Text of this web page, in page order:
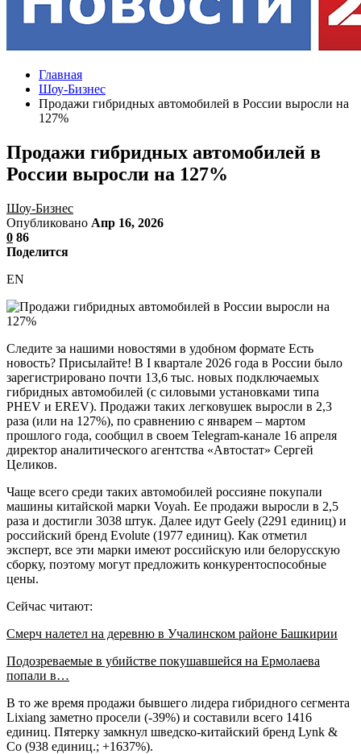
Главная
Шоу-Бизнес
Продажи гибридных автомобилей в России выросли на
127%
Продажи гибридных автомобилей в
России выросли на 127%
Шоу-Бизнес
Опубликовано Апр 16, 2026
0 86
Поделится
EN
Следите за нашими новостями в удобном формате Есть
новость? Присылайте! В I квартале 2026 года в России было
зарегистрировано почти 13,6 тыс. новых подключаемых
гибридных автомобилей (с силовыми установками типа
PHEV и EREV). Продажи таких легковушек выросли в 2,3
раза (или на 127%), по сравнению с январем – мартом
прошлого года, сообщил в своем Telegram-канале 16 апреля
директор аналитического агентства «Автостат» Сергей
Целиков.
Чаще всего среди таких автомобилей россияне покупали
машины китайской марки Voyah. Ее продажи выросли в 2,5
раза и достигли 3038 штук. Далее идут Geely (2291 единиц) и
российский бренд Evolute (1977 единиц). Как отметил
эксперт, все эти марки имеют российскую или белорусскую
сборку, поэтому могут предложить конкурентоспособные
цены.
Сейчас читают:
Смерч налетел на деревню в Учалинском районе Башкирии
Подозреваемые в убийстве покушавшейся на Ермолаева
попали в…
В то же время продажи бывшего лидера гибридного сегмента
Lixiang заметно просели (-39%) и составили всего 1416
единиц. Пятерку замкнул шведско-китайский бренд Lynk &
Co (938 единиц.; +1637%).